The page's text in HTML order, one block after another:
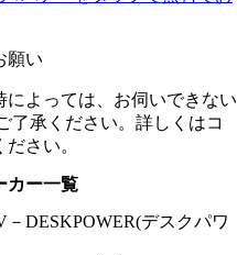
願い
よっては、お伺いできない
了承ください。詳しくはコ
さい。
カー一覧
－DESKPOWER(デスクパワ